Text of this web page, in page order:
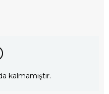
kalmamıştır.